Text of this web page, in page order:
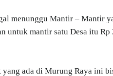
menunggu Mantir – Mantir
untuk mantir satu Desa itu Rp
ada di Murung Raya ini